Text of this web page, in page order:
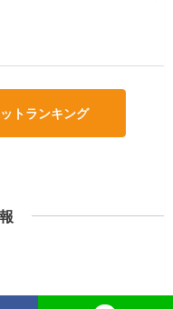
トランキング